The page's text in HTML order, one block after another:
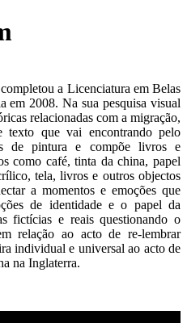
a Licenciatura em Belas
em 2008. Na sua pesquisa visual
relacionadas com a migração,
texto que vai encontrando pelo
de pintura e compõe livros e
como café, tinta da china, papel
tela, livros e outros objectos
a momentos e emoções que
de identidade e o papel da
fictícias e reais questionando o
relação ao acto de re-lembrar
individual e universal ao acto de
na Inglaterra.